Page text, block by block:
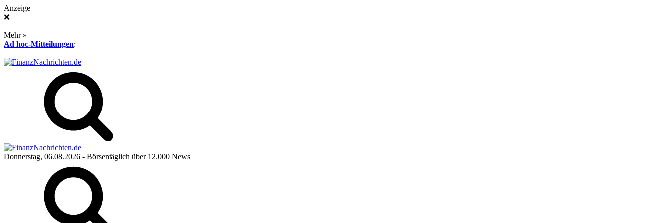
Anzeige
❌
Mehr »
Ad hoc-Mitteilungen:
Donnerstag, 06.08.2026 - Börsentäglich über 12.000 News